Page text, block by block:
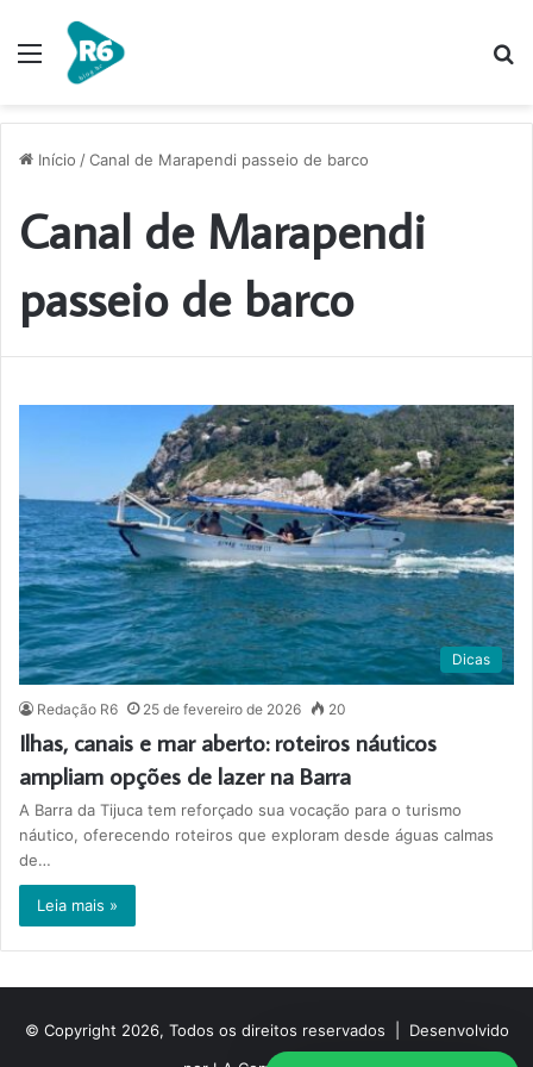
Menu
Início /Canal de Marapendi passeio de barco
Canal de Marapendi
passeio de barco
Dicas
Redação R6 25 de fevereiro de 2026 20
Ilhas, canais e mar aberto: roteiros náuticos
ampliam opções de lazer na Barra
A Barra da Tijuca tem reforçado sua vocação para o turismo
náutico, oferecendo roteiros que exploram desde águas calmas
de…
Leia mais »
© Copyright 2026, Todos os direitos reservados | Desenvolvido